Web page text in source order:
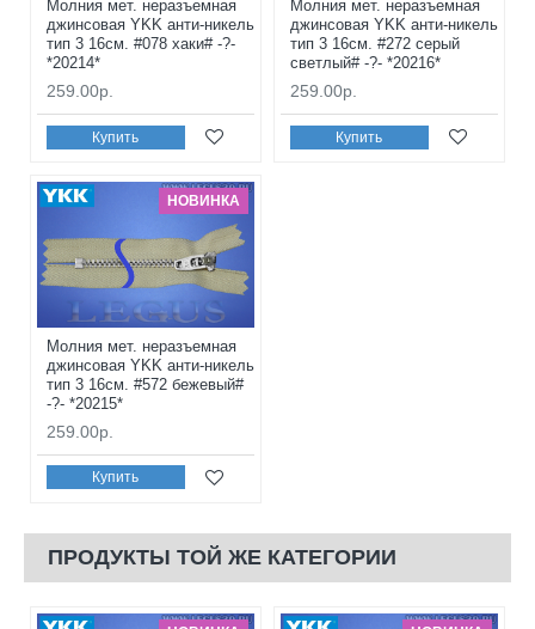
Молния мет. неразъемная
джинсовая YKK анти-никель
тип 3 16см. #078 хаки# -?-
*20214*
259.00р.
Купить
Молния мет. неразъемная
джинсовая YKK анти-никель
тип 3 16см. #272 серый
светлый# -?- *20216*
259.00р.
Купить
НОВИНКА
Молния мет. неразъемная
джинсовая YKK анти-никель
тип 3 16см. #572 бежевый#
-?- *20215*
259.00р.
Купить
ПРОДУКТЫ ТОЙ ЖЕ КАТЕГОРИИ